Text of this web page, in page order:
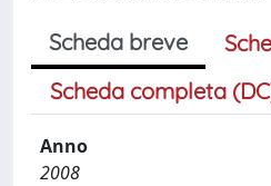
Scheda breve
Scheda completa
Anno
2008